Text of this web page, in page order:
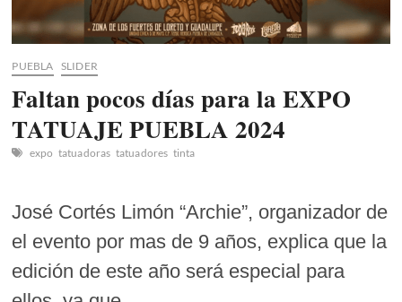
PUEBLA SLIDER
Faltan pocos días para la EXPO
TATUAJE PUEBLA 2024
expo tatuadoras tatuadores tinta
José Cortés Limón “Archie”, organizador de
el evento por mas de 9 años, explica que la
edición de este año será especial para